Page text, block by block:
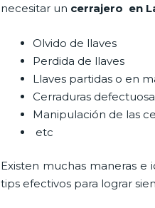
necesitar un cerrajero en
Olvido de llaves
Perdida de llaves
Llaves partidas o en
Cerraduras
Manipulación de las
etc
Existen muchas maneras
tips efectivos para lograr